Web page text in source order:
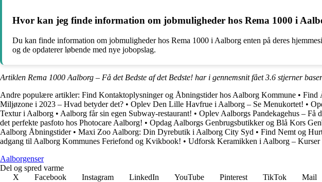
Hvor kan jeg finde information om jobmuligheder hos Rema 1000 i
Du kan finde information om jobmuligheder hos Rema 1000 i Aalborg enten på deres
og de opdaterer løbende med nye jobopslag.
Artiklen Rema 1000 Aalborg – Få det Bedste af det Bedste! har i gennemsnit fået3.6 stjerner
Andre populære artikler: Find Kontaktoplysninger og Åbningstider hos Aalborg Kommune • Find
Miljøzone i 2023 – Hvad betyder det? • Oplev Den Lille Havfrue i Aalborg – Se Menukortet! •
Textur i Aalborg • Aalborg får sin egen Subway-restaurant! • Oplev Aalborgs Pandekagehus – Få
det perfekte pasfoto hos Photocare Aalborg! • Opdag Aalborgs Genbrugsbutikker og Blå Kors
Aalborg Åbningstider• Maxi Zoo Aalborg: Din Dyrebutik i Aalborg City Syd • Find Nemt og
adgang til Aalborg Kommunes Feriefond og Kvikbook! • Udforsk Keramikken i Aalborg –
Aalborgenser
Del og spred varme
X
Facebook Instagram LinkedIn YouTube Pinterest TikTok Mail